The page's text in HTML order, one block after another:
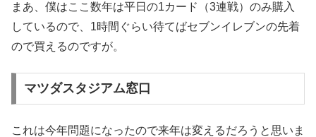
まあ、僕はここ数年は平日の1カード（3連戦）のみ購入
しているので、1時間ぐらい待てばセブンイレブンの先着
ので買えるのですが。
マツダスタジアム窓口
これは今年問題になったので来年は変えるだろうと思いま